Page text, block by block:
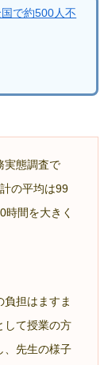
で約500人不
実態調査で
の平均は99
間を大きく
担はますま
して授業の方
、先生の様子